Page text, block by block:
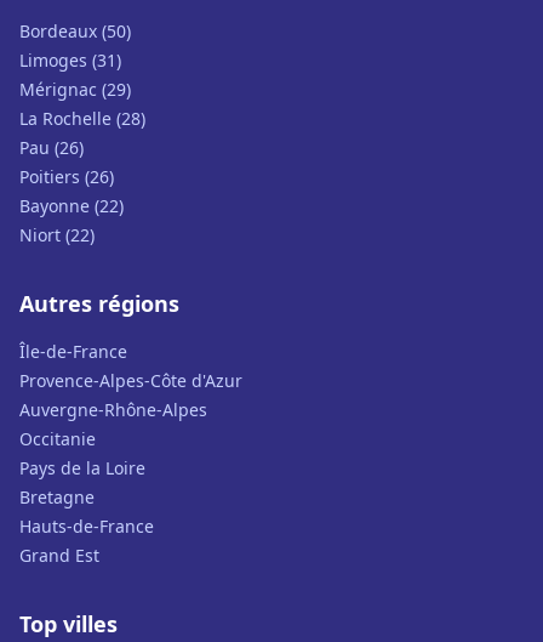
Bordeaux (50)
Limoges (31)
Mérignac (29)
La Rochelle (28)
Pau (26)
Poitiers (26)
Bayonne (22)
Niort (22)
Autres régions
Île-de-France
Provence-Alpes-Côte d'Azur
Auvergne-Rhône-Alpes
Occitanie
Pays de la Loire
Bretagne
Hauts-de-France
Grand Est
Top villes